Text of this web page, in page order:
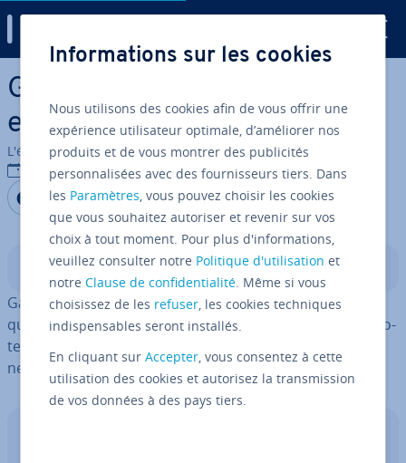
Aller au contenu principal
Gaia-X : le projet numérique
européen
L'équipe édi­to­riale IONOS
10/06/2025
Partager sur Facebook
Partager sur Twitter
Partager sur LinkedIn
Sommaire
Gaia-X est une in­fras­truc­ture de données eu­ro­péenne
qui met l’accent sur la sécurité, la trans­pa­rence et la pro­
tec­tion des données. L’idée a été lancée par les gou­ver­
ne­ments français et allemand.
Informations sur les cookies
Nous utilisons des cookies afin de vous offrir une
expérience utilisateur optimale, d’améliorer nos
produits et de vous montrer des publicités
personnalisées avec des fournisseurs tiers. Dans
les Paramètres, vous pouvez choisir les cookies
que vous souhaitez autoriser et revenir sur vos
choix à tout moment. Pour plus d'informations,
veuillez consulter notre Politique d'utilisation et
notreClause de confidentialité. Même si vous
choisissez de les refuser, les cookies techniques
indispensables seront installés.
En cliquant surAccepter, vous consentez à cette
utilisation des cookies et autorisez la transmission
de vos données à des pays tiers.